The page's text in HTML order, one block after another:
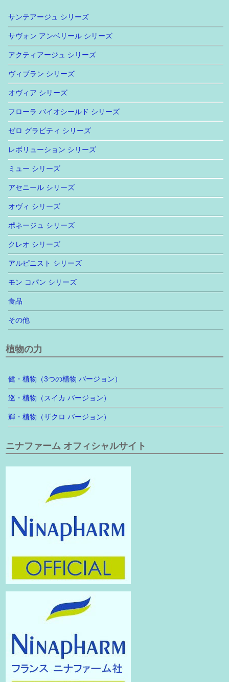
サンテアージュ シリーズ
サヴォン アンベリール シリーズ
アクティアージュ シリーズ
ヴィブラン シリーズ
オヴィア シリーズ
フローラ バイオシールド シリーズ
ゼロ グラビティ シリーズ
レボリューション シリーズ
ミュー シリーズ
アセニール シリーズ
オヴィ シリーズ
ポネージュ シリーズ
クレオ シリーズ
アルピニスト シリーズ
モン コパン シリーズ
食品
その他
植物の力
健・植物（3つの植物 バージョン）
巡・植物（スイカ バージョン）
輝・植物（ザクロ バージョン）
ニナファーム オフィシャルサイト